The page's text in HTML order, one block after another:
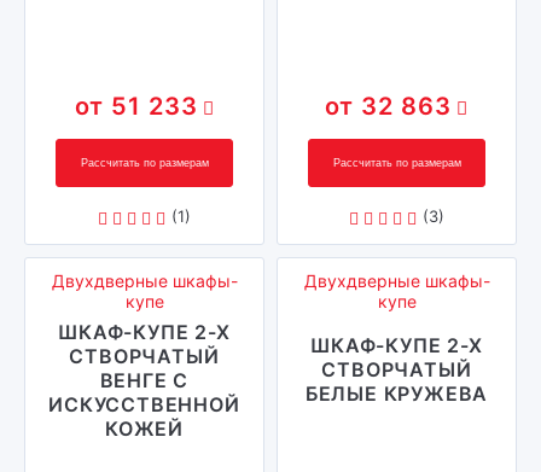
51 233
Рассчитать по размерам
(1)
32 863
Рассчитать по размерам
(3)
Двухдверные шкафы-
купе
ШКАФ-КУПЕ 2-Х
СТВОРЧАТЫЙ
ВЕНГЕ С
ИСКУССТВЕННОЙ
КОЖЕЙ
Двухдверные шкафы-
купе
ШКАФ-КУПЕ 2-Х
СТВОРЧАТЫЙ
БЕЛЫЕ КРУЖЕВА